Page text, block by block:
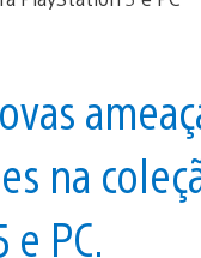
na
PC.